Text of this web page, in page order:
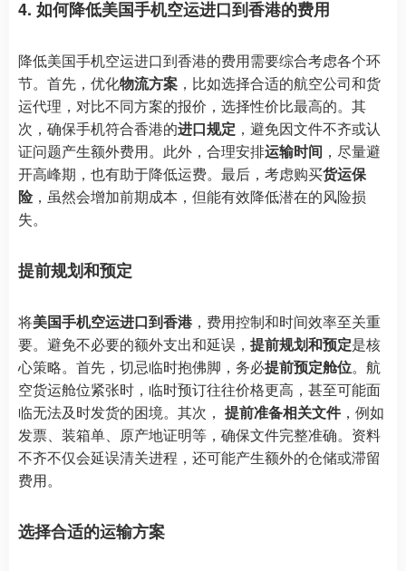
4. 如何降低美国手机空运进口到香港的费用
降低美国手机空运进口到香港的费用需要综合考虑各个环
节。首先，优化物流方案 ，比如选择合适的航空公司和货
运代理，对比不同方案的报价，选择性价比最高的。其
次，确保手机符合香港的进口规定 ，避免因文件不齐或认
证问题产生额外费用。此外，合理安排运输时间 ，尽量避
开高峰期，也有助于降低运费。最后，考虑购买货运保
险，虽然会增加前期成本，但能有效降低潜在的风险损
失。
提前规划和预定
将美国手机空运进口到香港，费用控制和时间效率至关重
要。避免不必要的额外支出和延误， 提前规划和预定是核
心策略。首先，切忌临时抱佛脚，务必提前预定舱位。航
空货运舱位紧张时，临时预订往往价格更高，甚至可能面
临无法及时发货的困境。其次， 提前准备相关文件，例如
发票、装箱单、原产地证明等，确保文件完整准确。资料
不齐不仅会延误清关进程，还可能产生额外的仓储或滞留
费用。
选择合适的运输方案